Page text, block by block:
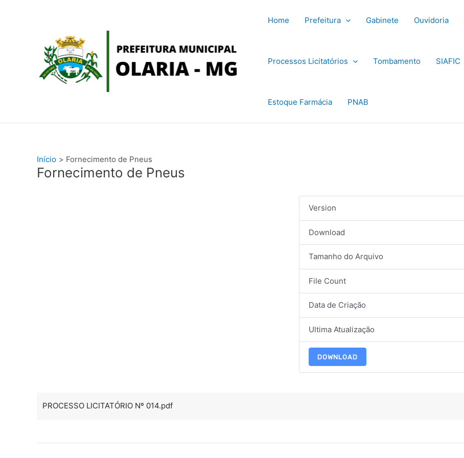
Home Prefeitura Gabinete Ouvidoria
Processos Licitatórios Tombamento SIAFIC
Estoque Farmácia PNAB
Início Fornecimento de Pneus
Fornecimento de Pneus
Version
Download
Tamanho do Arquivo
File Count
Data de Criação
Ultima Atualização
DOWNLOAD
PROCESSO LICITATÓRIO Nº 014.pdf